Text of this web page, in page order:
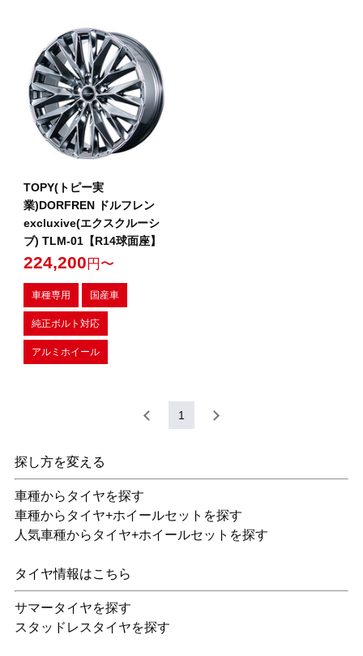
TOPY(トピー実
業)DORFREN ドルフレン
excluxive(エクスクルーシ
ブ) TLM-01【R14球面座】
224,200 円〜
車種専用 国産車
純正ボルト対応
アルミホイール
1
探し方を変える
車種からタイヤを探す
車種からタイヤ+ホイールセットを探す
人気車種からタイヤ+ホイールセットを探す
タイヤ情報はこちら
サマータイヤを探す
スタッドレスタイヤを探す